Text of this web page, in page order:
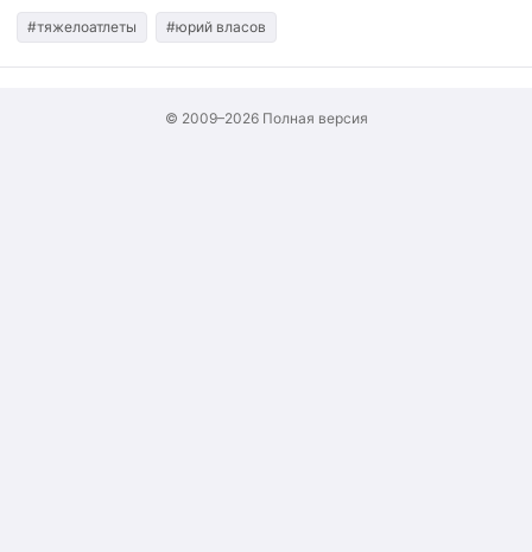
#тяжелоатлеты #юрий власов
© 2009–2026 Полная версия